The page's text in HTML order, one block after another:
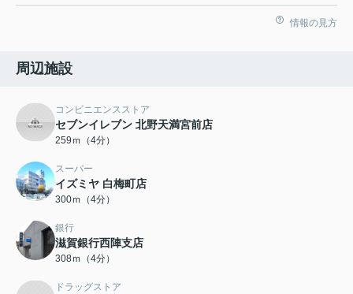
情報の見方
周辺施設
コンビニエンスストア
セブンイレブン 北野天満宮前店
259ｍ（4分）
スーパー
イズミヤ 白梅町店
300ｍ（4分）
銀行
滋賀銀行西陣支店
308ｍ（4分）
ドラッグストア